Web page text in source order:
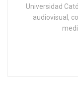
Universidad
audiovisual,